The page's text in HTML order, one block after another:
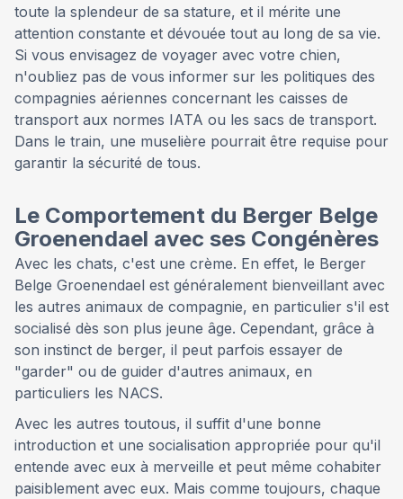
toute la splendeur de sa stature, et il mérite une
attention constante et dévouée tout au long de sa vie.
Si vous envisagez de voyager avec votre chien,
n'oubliez pas de vous informer sur les politiques des
compagnies aériennes concernant les caisses de
transport aux normes IATA ou les sacs de transport.
Dans le train, une muselière pourrait être requise pour
garantir la sécurité de tous.
Le Comportement du Berger Belge
Groenendael avec ses Congénères
Avec les chats, c'est une crème. En effet, le Berger
Belge Groenendael est généralement bienveillant avec
les autres animaux de compagnie, en particulier s'il est
socialisé dès son plus jeune âge. Cependant, grâce à
son instinct de berger, il peut parfois essayer de
"garder" ou de guider d'autres animaux, en
particuliers les NACS.
Avec les autres toutous, il suffit d'une bonne
introduction et une socialisation appropriée pour qu'il
entende avec eux à merveille et peut même cohabiter
paisiblement avec eux. Mais comme toujours, chaque